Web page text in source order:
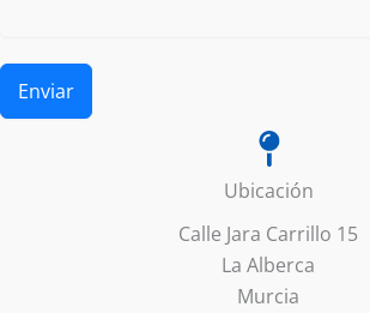
Enviar
Ubicación
Calle Jara Carrillo 15
La Alberca
Murcia